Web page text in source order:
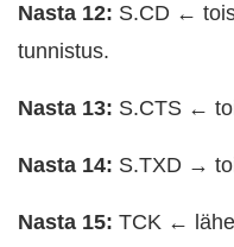
Nasta 12: S.CD ←
tunnistus.
Nasta 13: S.CTS ←
Nasta 14: S.TXD →
Nasta 15: TCK ←